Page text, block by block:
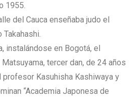
1955.
del Cauca enseñaba judo el
instalándose en Bogotá, el
tercer dan, de 24 años
Kasuhisha Kashiwaya y
“Academia Japonesa de